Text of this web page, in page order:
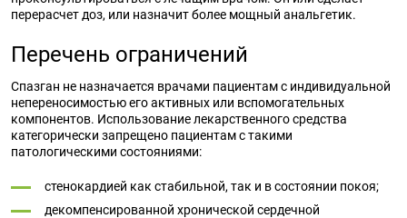
перерасчет доз, или назначит более мощный анальгетик.
Перечень ограничений
Спазган не назначается врачами пациентам с индивидуальной
непереносимостью его активных или вспомогательных
компонентов. Использование лекарственного средства
категорически запрещено пациентам с такими
патологическими состояниями:
стенокардией как стабильной, так и в состоянии покоя;
декомпенсированной хронической сердечной